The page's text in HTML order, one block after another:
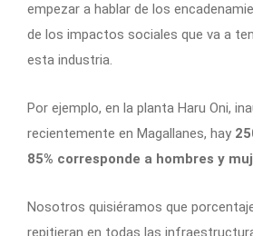
empezar a hablar de los
de los impactos sociales que va a
esta industria.
Por ejemplo, en la planta Haru Oni,
recientemente en Magallanes, hay
85% corresponde a hombres y
Nosotros quisiéramos que
repitieran en todas las